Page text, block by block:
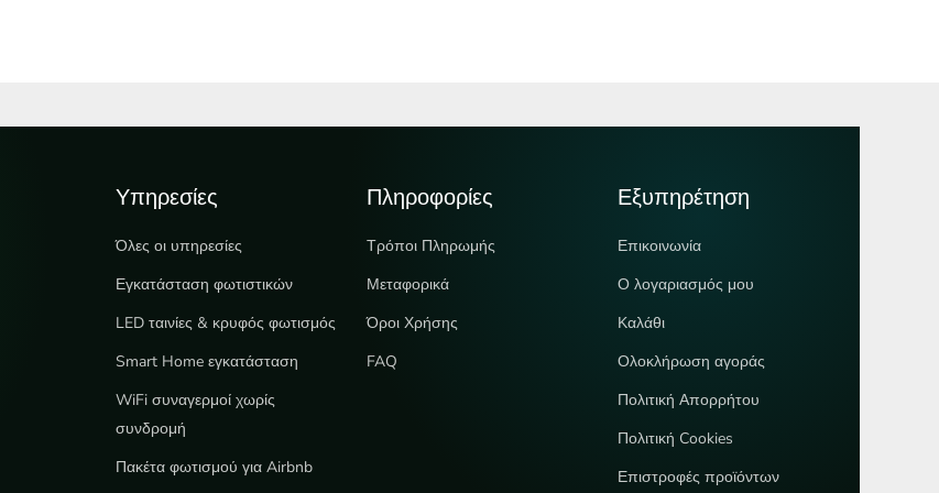
Υπηρεσίες
Όλες οι υπηρεσίες
Εγκατάσταση φωτιστικών
LED ταινίες & κρυφός φωτισμός
Smart Home εγκατάσταση
WiFi συναγερμοί χωρίς
συνδρομή
Πακέτα φωτισμού για Airbnb
Πληροφορίες
Τρόποι Πληρωμής
Μεταφορικά
Όροι Χρήσης
FAQ
Εξυπηρέτηση
Επικοινωνία
Ο λογαριασμός μου
Καλάθι
Ολοκλήρωση αγοράς
Πολιτική Απορρήτου
Πολιτική Cookies
Επιστροφές προϊόντων